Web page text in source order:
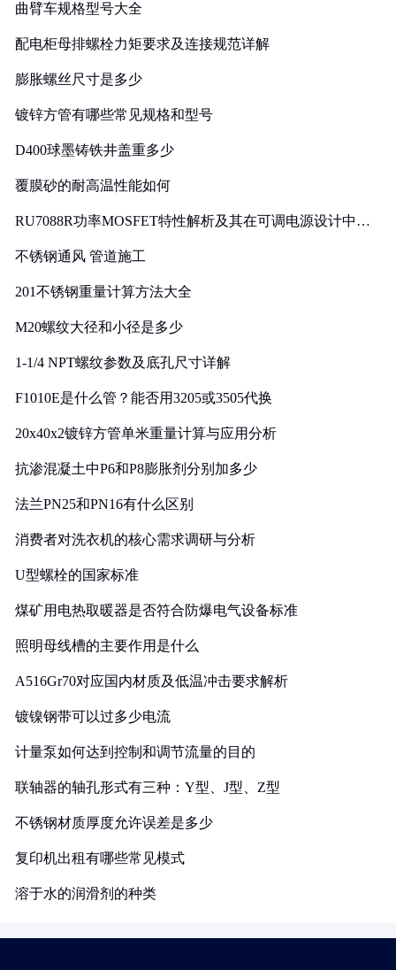
曲臂车规格型号大全
配电柜母排螺栓力矩要求及连接规范详解
膨胀螺丝尺寸是多少
镀锌方管有哪些常见规格和型号
D400球墨铸铁井盖重多少
覆膜砂的耐高温性能如何
RU7088R功率MOSFET特性解析及其在可调电源设计中的
不锈钢通风 管道施工
201不锈钢重量计算方法大全
M20螺纹大径和小径是多少
1-1/4 NPT螺纹参数及底孔尺寸详解
F1010E是什么管？能否用3205或3505代换
20x40x2镀锌方管单米重量计算与应用分析
抗渗混凝土中P6和P8膨胀剂分别加多少
法兰PN25和PN16有什么区别
消费者对洗衣机的核心需求调研与分析
U型螺栓的国家标准
煤矿用电热取暖器是否符合防爆电气设备标准
照明母线槽的主要作用是什么
A516Gr70对应国内材质及低温冲击要求解析
镀镍钢带可以过多少电流
计量泵如何达到控制和调节流量的目的
联轴器的轴孔形式有三种：Y型、J型、Z型
不锈钢材质厚度允许误差是多少
复印机出租有哪些常见模式
溶于水的润滑剂的种类